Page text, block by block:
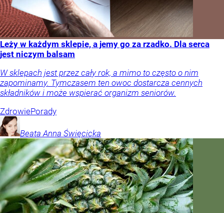
Leży w każdym sklepie, a jemy go za rzadko. Dla serca
jest niczym balsam
W sklepach jest przez cały rok, a mimo to często o nim
zapominamy. Tymczasem ten owoc dostarcza cennych
składników i może wspierać organizm seniorów.
ZdrowiePorady
Beata Anna Święcicka